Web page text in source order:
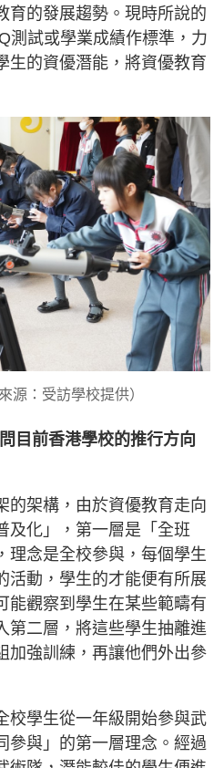
育的發展趨勢。現時所說的
測試或學業成績作標準，力
生的資優潛能，將資優教育
源：受訪學校提供）
目前香港學校的推行方向
的架構，由於資優教育走向
及化」，第一層是「全班
理念是全校參與，每個學生
活動，學生的才能便有所展
能觀察到學生在某些範疇有
第二層，將這些學生抽離進
加強訓練，再讓他們外出參
校學生從一年級開始參與武
參與」的第一層理念。經過